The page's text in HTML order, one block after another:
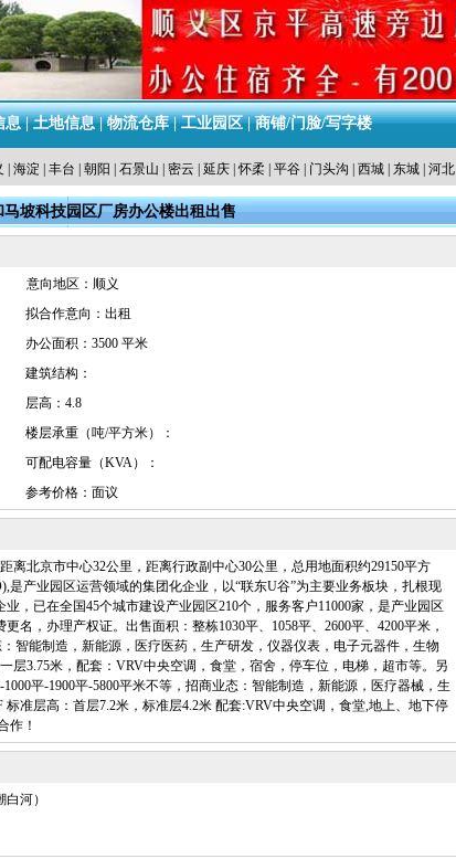
息|土地信息|物流仓库|工业园区|商铺/门脸/写字楼
海淀 丰台 朝阳 石景山 密云 延庆 |怀柔 平谷 门头沟 西城 东城 河北
坡科技园区厂房办公楼出租出售
意向地区：顺义
拟合作意向：出租
办公面积：3500 平米
建筑结构：
层高：4.8
楼层承重（吨/平方米）：
可配电容量（KVA）：
参考价格：面议
离北京市中心32公里，距离行政副中心30公里，总用地面积约29150平方
产业园区运营领域的集团化企业，以“联东U谷”为主要业务板块，扎根现
，已在全国45个城市建设产业园区210个，服务客户11000家，是产业园区
名，办理产权证。出售面积：整栋1030平、1058平、2600平、4200平米，
智能制造，新能源，医疗医药，生产研发，仪器仪表，电子元器件，生物
层3.75米，配套：VRV中央空调，食堂，宿舍，停车位，电梯，超市等。另
平-1900平-5800平米不等，招商业态：智能制造，新能源，医疗器械，生
准层高：首层7.2米，标准层4.2米 配套:VRV中央空调，食堂,地上、地下停
作！
河）